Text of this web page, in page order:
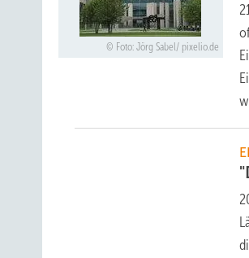
Foto: Jörg Sabel/ pixelio.de